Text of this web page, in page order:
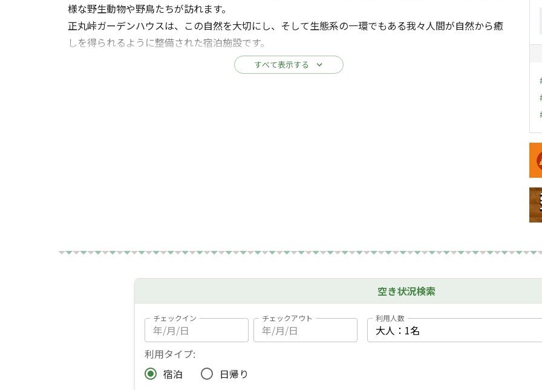
様な野生動物や野鳥たちが訪れます。
正丸峠ガーデンハウスは、この自然を大切にし、そして生態系の一環でもある我々人間が自然から癒
しを得られるように整備された宿泊施設です。
標高630mの山上に位置し、晴れた日には東京都心から横浜方面まで一望でき、一面ライトアップされ
すべて表示する
キ
空き状況検索
チェックイン チェックアウト 利用人数
利用タイプ:
宿泊
日帰り